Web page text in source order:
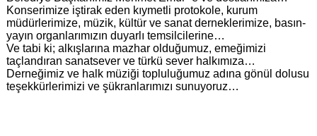
Konserimize iştirak eden kıymetli protokole, kurum
müdürlerimize, müzik, kültür ve sanat derneklerimize, basın-
yayın organlarımızın duyarlı temsilcilerine…
Ve tabi ki; alkışlarına mazhar olduğumuz, emeğimizi
taçlandıran sanatsever ve türkü sever halkımıza…
Derneğimiz ve halk müziği topluluğumuz adına gönül dolusu
teşekkürlerimizi ve şükranlarımızı sunuyoruz…